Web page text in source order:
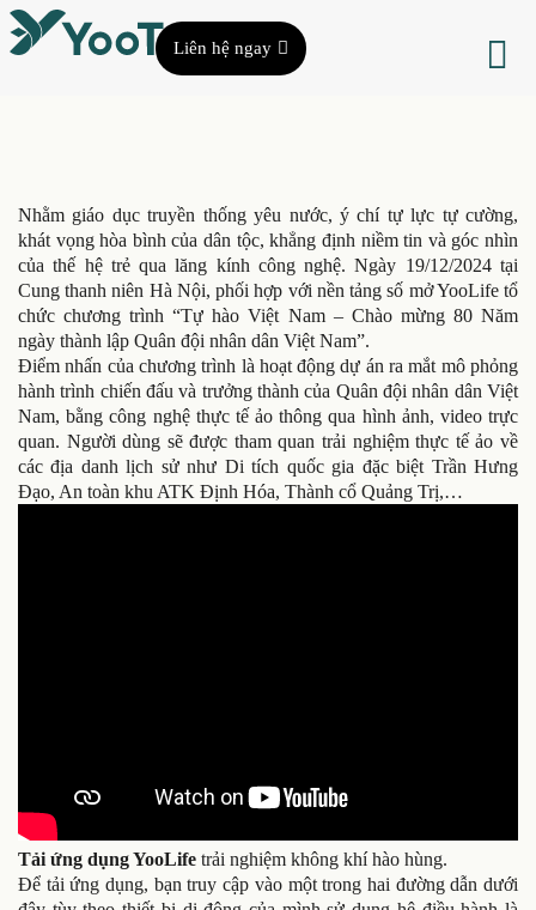
Liên hệ ngay
Nhằm giáo dục truyền thống yêu nước, ý chí tự lực tự cường,
khát vọng hòa bình của dân tộc, khẳng định niềm tin và góc nhìn
của thế hệ trẻ qua lăng kính công nghệ. Ngày 19/12/2024 tại
Cung thanh niên Hà Nội, phối hợp với nền tảng số mở YooLife tổ
chức chương trình “Tự hào Việt Nam – Chào mừng 80 Năm
ngày thành lập Quân đội nhân dân Việt Nam”.
Điểm nhấn của chương trình là hoạt động dự án ra mắt mô phỏng
hành trình chiến đấu và trưởng thành của Quân đội nhân dân Việt
Nam, bằng công nghệ thực tế ảo thông qua hình ảnh, video trực
quan. Người dùng sẽ được tham quan trải nghiệm thực tế ảo về
các địa danh lịch sử như Di tích quốc gia đặc biệt Trần Hưng
Đạo, An toàn khu ATK Định Hóa, Thành cổ Quảng Trị,…
Tải ứng dụng YooLife trải nghiệm không khí hào hùng.
Để tải ứng dụng, bạn truy cập vào một trong hai đường dẫn dưới